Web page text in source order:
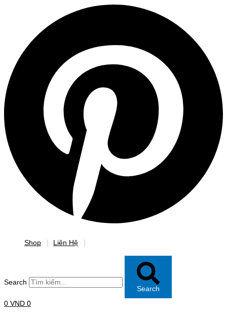
Shop Liên Hệ
Search
Search
0 VND 0